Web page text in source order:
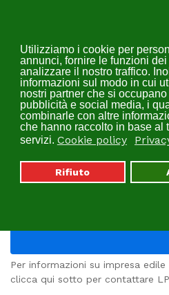
Utilizziamo i cookie per
annunci, fornire le funzioni
analizzare il nostro traffico.
informazioni sul modo in cui
nostri partner che si
pubblicità e social media, i
combinarle con altre
che hanno raccolto in base al
servizi. Cookie policy
Rifiuto
Impresa Edile
Ristrutturazioni
LP
Per informazioni su impresa
clicca qui sotto per contattare